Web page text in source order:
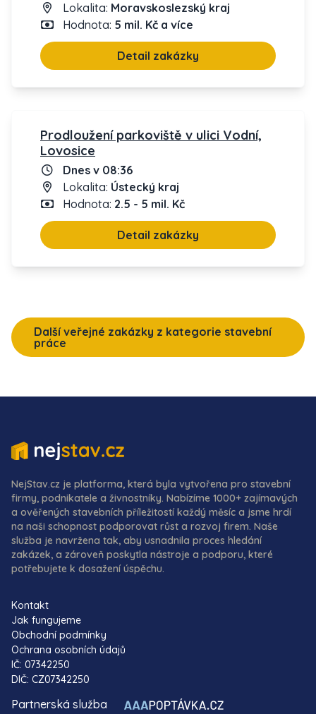
Lokalita: Moravskoslezský kraj
Hodnota: 5 mil. Kč a více
Detail zakázky
Prodloužení parkoviště v ulici Vodní,
Lovosice
Dnes v 08:36
Lokalita: Ústecký kraj
Hodnota: 2.5 - 5 mil. Kč
Detail zakázky
Další veřejné zakázky z kategorie stavební
práce
NejStav.cz je platforma, která byla vytvořena pro stavební
firmy, podnikatele a živnostníky. Nabízíme 1000+ zajímavých
a ověřených stavebních příležitostí každý měsíc a jsme hrdí
na naši schopnost podporovat růst a rozvoj firem. Naše
služba je navržena tak, aby usnadnila proces hledání
zakázek, a zároveň poskytla nástroje a podporu, které
potřebujete k dosažení úspěchu.
Kontakt
Jak fungujeme
Obchodní podmínky
Ochrana osobních údajů
IČ: 07342250
DIČ: CZ07342250
Partnerská služba